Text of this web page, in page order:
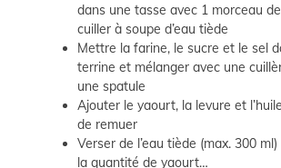
dans une tasse avec 1 morceau
cuiller à soupe d’eau tiède
Mettre la farine, le sucre et le sel
terrine et mélanger avec une
une spatule
Ajouter le yaourt, la levure et
de remuer
Verser de l’eau tiède (max. 300
la quantité de yaourt…